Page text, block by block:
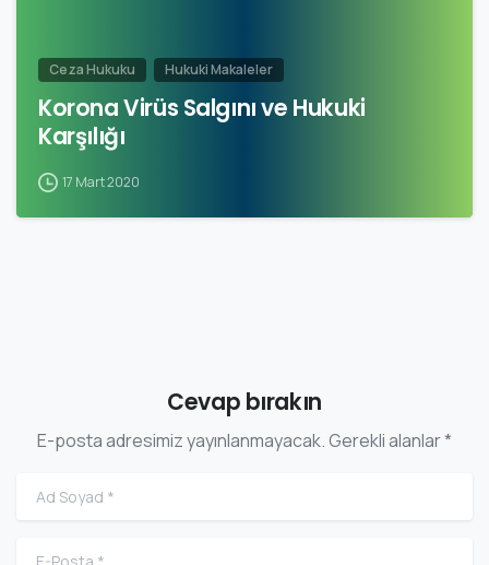
Ceza Hukuku Hukuki Makaleler
Korona Virüs Salgını ve Hukuki
Karşılığı
17 Mart 2020
Cevap bırakın
E-posta adresimiz yayınlanmayacak. Gerekli alanlar *
Ad Soyad
E-Posta *